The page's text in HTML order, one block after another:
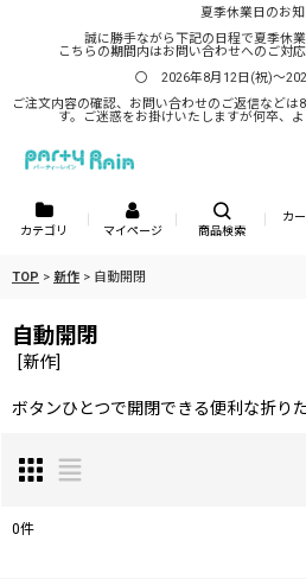
夏季休業日のお
誠に勝手ながら下記の日程で夏季休業
こちらの期間内はお問い合わせへのご対
〇 2026年8月12日(祝)～
ご注文内容の確認、お問い合わせのご返信など
す。ご迷惑をお掛けいたしますが何卒、
カテゴリ マイページ 商品検索
カ
TOP > 新作 > 自動開閉
自動開閉
[新作]
ボタンひとつで開閉できる便利な折り
0件